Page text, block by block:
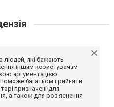
людей, які бажають
іншим користувачам
аргументацією
багатьом прийняти
призначені для
а також для роз'яснення